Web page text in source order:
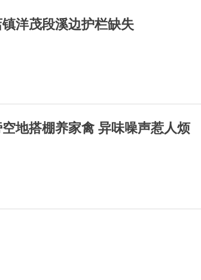
洋茂段溪边护栏缺失
地搭棚养家禽 异味噪声惹人烦